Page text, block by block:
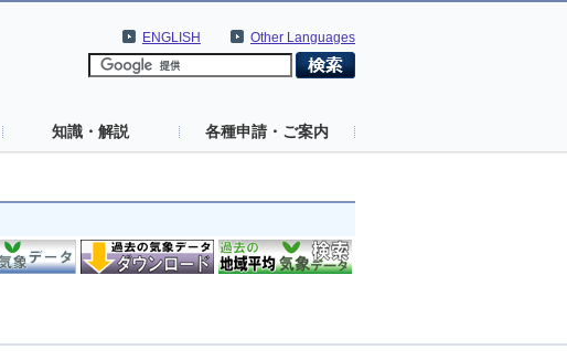
Other Languages
ENGLISH
知識・解説 各種申請・ご案内